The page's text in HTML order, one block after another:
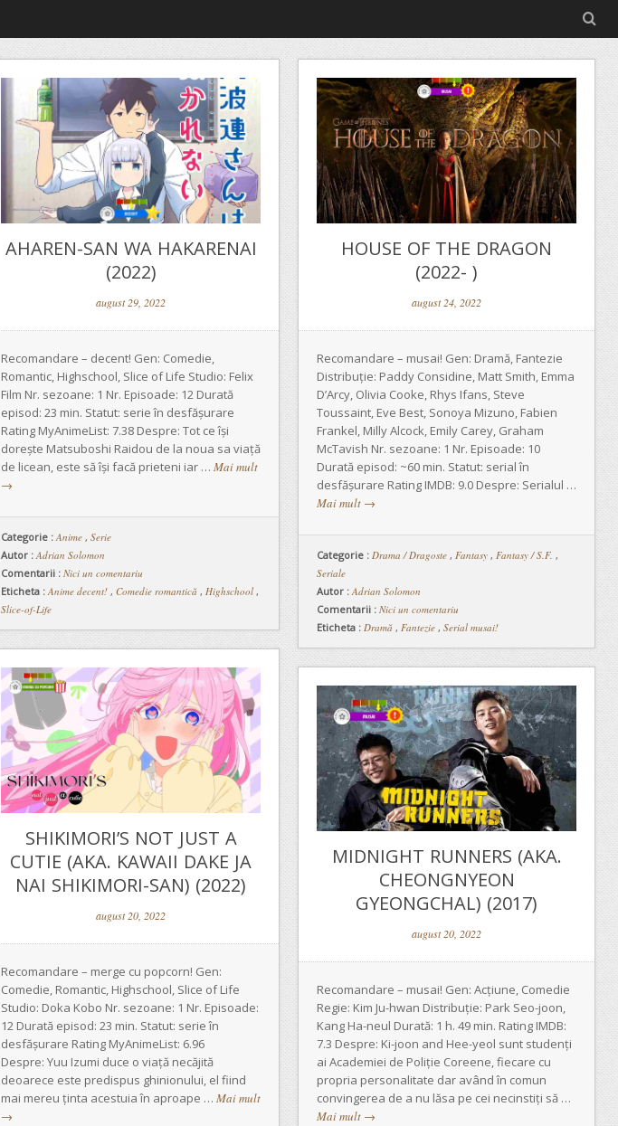
AHAREN-SAN WA HAKARENAI
(2022)
august 29, 2022
Recomandare – decent! Gen: Comedie,
Romantic, Highschool, Slice of Life Studio: Felix
Film Nr. sezoane: 1 Nr. Episoade: 12 Durată
episod: 23 min. Statut: serie în desfășurare
Rating MyAnimeList: 7.38 Despre: Tot ce își
dorește Matsuboshi Raidou de la noua sa viață
de licean, este să își facă prieteni iar … Mai mult
→
Categorie :Anime , Serie
Autor : Adrian Solomon
Comentarii : Nici un comentariu
Eticheta : Anime decent! , Comedie romantică , Highschool ,
Slice-of-Life
HOUSE OF THE DRAGON
(2022- )
august 24, 2022
Recomandare – musai! Gen: Dramă, Fantezie
Distribuție: Paddy Considine, Matt Smith, Emma
D’Arcy, Olivia Cooke, Rhys Ifans, Steve
Toussaint, Eve Best, Sonoya Mizuno, Fabien
Frankel, Milly Alcock, Emily Carey, Graham
McTavish Nr. sezoane: 1 Nr. Episoade: 10
Durată episod: ~60 min. Statut: serial în
desfășurare Rating IMDB: 9.0 Despre: Serialul …
Mai mult →
Categorie : Drama / Dragoste , Fantasy , Fantasy / S.F. ,
Seriale
Autor : Adrian Solomon
Comentarii : Nici un comentariu
Eticheta : Dramă , Fantezie , Serial musai!
SHIKIMORI’S NOT JUST A
CUTIE (AKA. KAWAII DAKE JA
NAI SHIKIMORI-SAN) (2022)
august 20, 2022
Recomandare – merge cu popcorn! Gen:
Comedie, Romantic, Highschool, Slice of Life
Studio: Doka Kobo Nr. sezoane: 1 Nr. Episoade:
12 Durată episod: 23 min. Statut: serie în
desfășurare Rating MyAnimeList: 6.96
Despre: Yuu Izumi duce o viață necăjită
deoarece este predispus ghinionului, el fiind
mai mereu ținta acestuia în aproape … Mai mult
→
MIDNIGHT RUNNERS (AKA.
CHEONGNYEON
GYEONGCHAL) (2017)
august 20, 2022
Recomandare – musai! Gen: Acțiune, Comedie
Regie: Kim Ju-hwan Distribuție: Park Seo-joon,
Kang Ha-neul Durată: 1 h. 49 min. Rating IMDB:
7.3 Despre: Ki-joon and Hee-yeol sunt studenți
ai Academiei de Poliție Coreene, fiecare cu
propria personalitate dar având în comun
convingerea de a nu lăsa pe cei necinstiți să …
Mai mult →